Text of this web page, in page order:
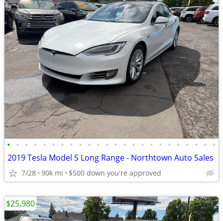
• • • • • • • • • • • • • • • • • • • • • • • •
2019 Tesla Model S Long Range - Northtown Auto Sales
7/28 90k mi $500 down you're approved
$25,980